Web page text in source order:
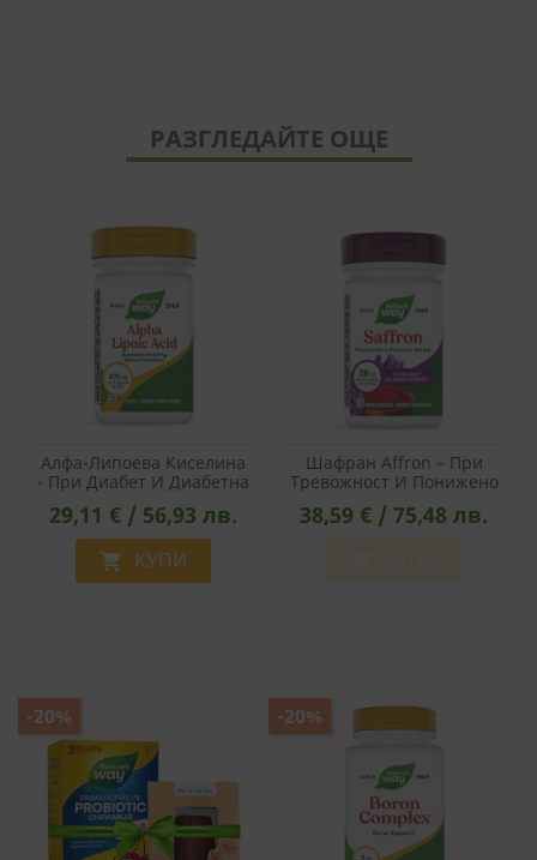
РАЗГЛЕДАЙТЕ ОЩЕ
Алфа-Липоева Киселина
- При Диабет И Диабетна
Полиневропатия, 200
Mg, 60 Капсули
29,11 € / 56,93 лв.
 КУПИ
Шафран Affron – При
Тревожност И Понижено
Настроение, 28 Mg, 60
Веган Капсули
38,59 € / 75,48 лв.
-20% -20%